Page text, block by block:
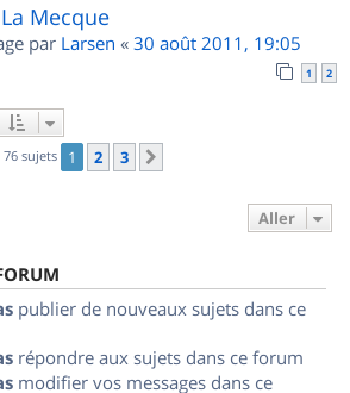
Mecque
par Larsen « 30 août 2011, 19:05
1 2
76 sujets 1 2 3
Aller
publier de nouveaux sujets dans ce
répondre aux sujets dans ce forum
modifier vos messages dans ce